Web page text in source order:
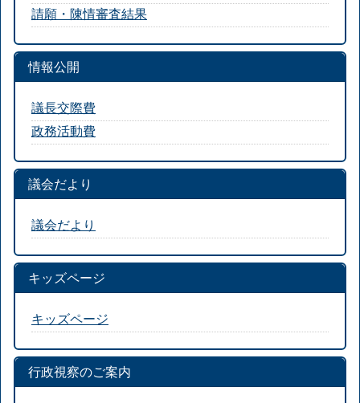
請願・陳情審査結果
情報公開
議長交際費
政務活動費
議会だより
議会だより
キッズページ
キッズページ
行政視察のご案内